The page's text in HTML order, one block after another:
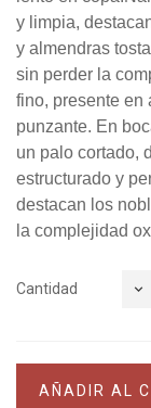
y limpia,
y almendras
sin perder la
fino, presente en
punzante. En
un palo cortado,
estructurado y
destacan los
la complejidad
Cantidad
AÑADIR AL